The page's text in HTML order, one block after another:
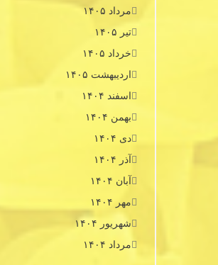
مرداد ۱۴۰۵
تیر ۱۴۰۵
خرداد ۱۴۰۵
اردیبهشت ۱۴۰۵
اسفند ۱۴۰۴
بهمن ۱۴۰۴
دی ۱۴۰۴
آذر ۱۴۰۴
آبان ۱۴۰۴
مهر ۱۴۰۴
شهریور ۱۴۰۴
مرداد ۱۴۰۴